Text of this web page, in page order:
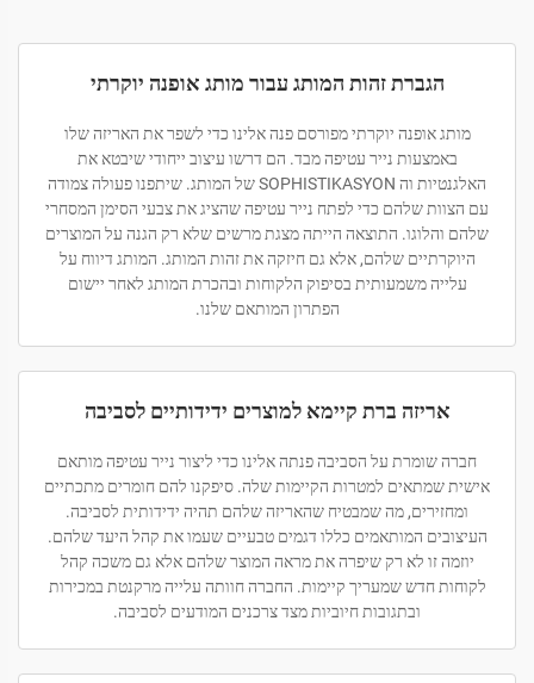
הגברת זהות המותג עבור מותג אופנה יוקרתי
מותג אופנה יוקרתי מפורסם פנה אלינו כדי לשפר את האריזה שלו
באמצעות נייר עטיפה מבד. הם דרשו עיצוב ייחודי שיבטא את
האלגנטיות וה SOPHISTIKASYON של המותג. שיתפנו פעולה צמודה
עם הצוות שלהם כדי לפתח נייר עטיפה שהציג את צבעי הסימן המסחרי
שלהם והלוגו. התוצאה הייתה מצגת מרשים שלא רק הגנה על המוצרים
היוקרתיים שלהם, אלא גם חיזקה את זהות המותג. המותג דיווח על
עלייה משמעותית בסיפוק הלקוחות ובהכרת המותג לאחר יישום
הפתרון המותאם שלנו.
אריזה ברת קיימא למוצרים ידידותיים לסביבה
חברה שומרת על הסביבה פנתה אלינו כדי ליצור נייר עטיפה מותאם
אישית שמתאים למטרות הקיימות שלה. סיפקנו להם חומרים מתכתיים
ומחזירים, מה שמבטיח שהאריזה שלהם תהיה ידידותית לסביבה.
העיצובים המותאמים כללו דגמים טבעיים שעמו את קהל היעד שלהם.
יוזמה זו לא רק שיפרה את מראה המוצר שלהם אלא גם משכה קהל
לקוחות חדש שמעריך קיימות. החברה חוותה עלייה מרקנטת במכירות
ובתגובות חיוביות מצד צרכנים המודעים לסביבה.